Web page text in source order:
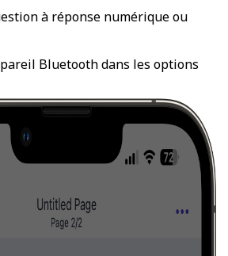
à réponse numérique ou
Bluetoothdans les options